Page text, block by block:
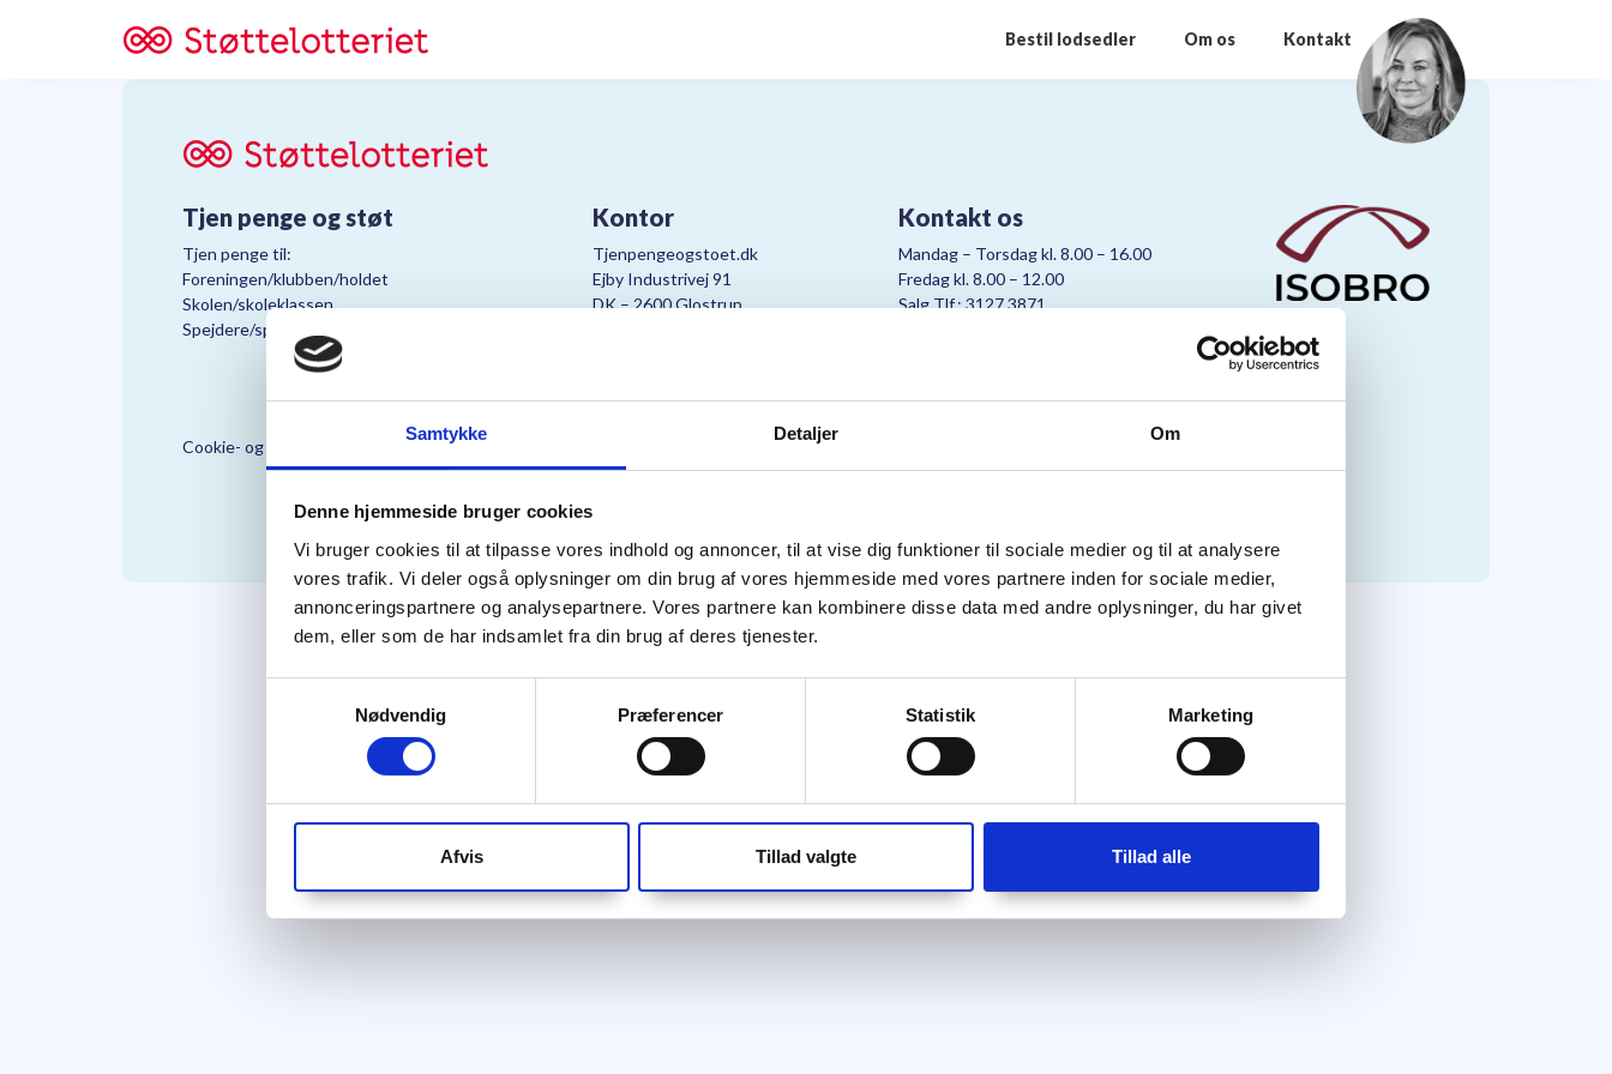
Samtykke Detaljer Om
Denne hjemmeside bruger cookies
Vi bruger cookies til at tilpasse vores indhold og annoncer, til at vise dig funktioner til sociale medier og til at analysere
vores trafik. Vi deler også oplysninger om din brug af vores hjemmeside med vores partnere inden for sociale medier,
annonceringspartnere og analysepartnere. Vores partnere kan kombinere disse data med andre oplysninger, du har givet
dem, eller som de har indsamlet fra din brug af deres tjenester.
Nødvendig
Præferencer Statistik Marketing
Afvis Tillad valgte Tillad alle
Bestil lodsedler Om os Kontakt
Tjen penge og støt
Tjen penge til:
Foreningen/klubben/holdet
Skolen/skoleklassen
Spejdere/spejdergruppen/FDF’ere, m.fl.
Kontor
Tjenpengeogstoet.dk
Ejby Industrivej 91
DK – 2600 Glostrup
Kontakt os
Mandag – Torsdag kl. 8.00 – 16.00
Fredag kl. 8.00 – 12.00
Salg Tlf.: 3127 3871
Cookie- og Persondatapolitik